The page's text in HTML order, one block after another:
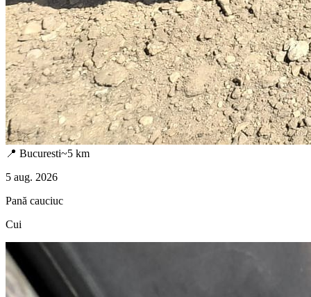
📍 Bucuresti~5 km
5 aug. 2026
Pană cauciuc
Cui